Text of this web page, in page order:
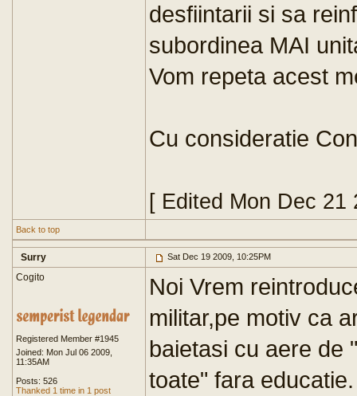
desfiintarii si sa
subordinea MAI
Vom repeta acest
Cu consideratie
[ Edited Mon Dec 21
Back to top
Surry Sat Dec 19 2009, 10:25PM
Cogito
Registered Member #1945
Joined: Mon Jul 06 2009,
11:35AM
Posts: 526
Thanked 1 time in 1 post
Noi Vrem
militar,pe motiv ca
baietasi cu aere de
toate" fara